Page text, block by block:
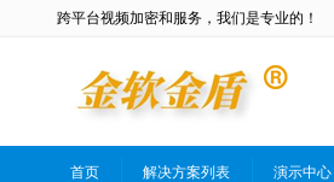
跨平台视频加密和服务，我们是专业的！
首页 解决方案列表 演示中心